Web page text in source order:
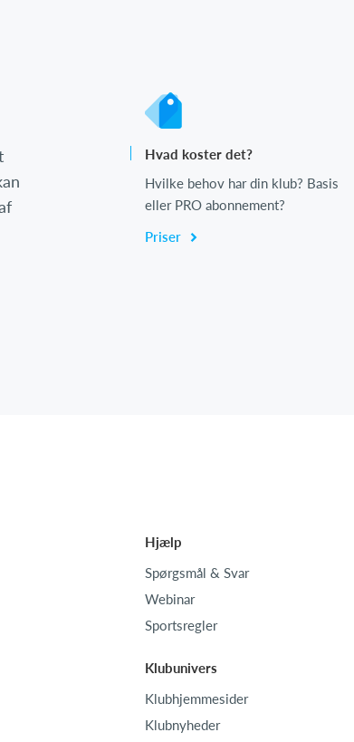
Hvad koster det?
Hvilke behov har din klub? Basis
eller PRO abonnement?
Priser
Hjælp
Spørgsmål & Svar
Webinar
Sportsregler
Klubunivers
Klubhjemmesider
Klubnyheder